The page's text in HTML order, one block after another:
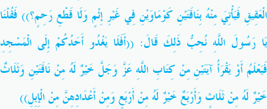
الْعَقِيقِ فَيَأْتِيَ مِنْهُ بِنَاقَتَيْنِ كَوْمَاوَيْنِ فِي غَيْرِ إِثْمٍ وَلَا قَطْعِ رَحِمٍ؟)) فَقُلْنَا
يَا رَسُولَ اللَّهِ نُحِبُّ ذَلِكَ قَالَ: ((أَفَلَا يَغْدُو أَحَدُكُمْ إِلَى الْمَسْجِدِ
فَيَعْلَمُ أَوْ يَقْرَأُ آيَتَيْنِ مِنْ كِتَابِ اللَّهِ عَزَّ وَجَلَّ خَيْرٌ لَهُ مِنْ نَاقَتَيْنِ وَثَلَاثٌ
خَيْرٌ لَهُ مِنْ ثَلَاثٍ وَأَرْبَعٌ خَيْرٌ لَهُ مِنْ أَرْبَعٍ وَمِنْ أَعْدَادِهِنَّ مِنْ الْإِبِلِ))